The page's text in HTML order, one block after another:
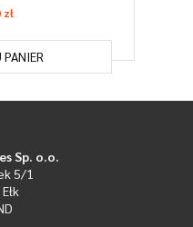
zł
PANIER
Sp. o.o.
5/1